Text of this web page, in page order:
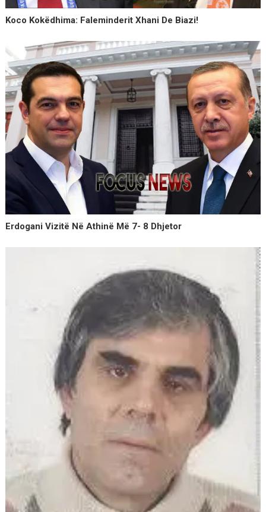
Koco Kokëdhima: Faleminderit Xhani De Biazi!
Erdogani Vizitë Në Athinë Më 7- 8 Dhjetor